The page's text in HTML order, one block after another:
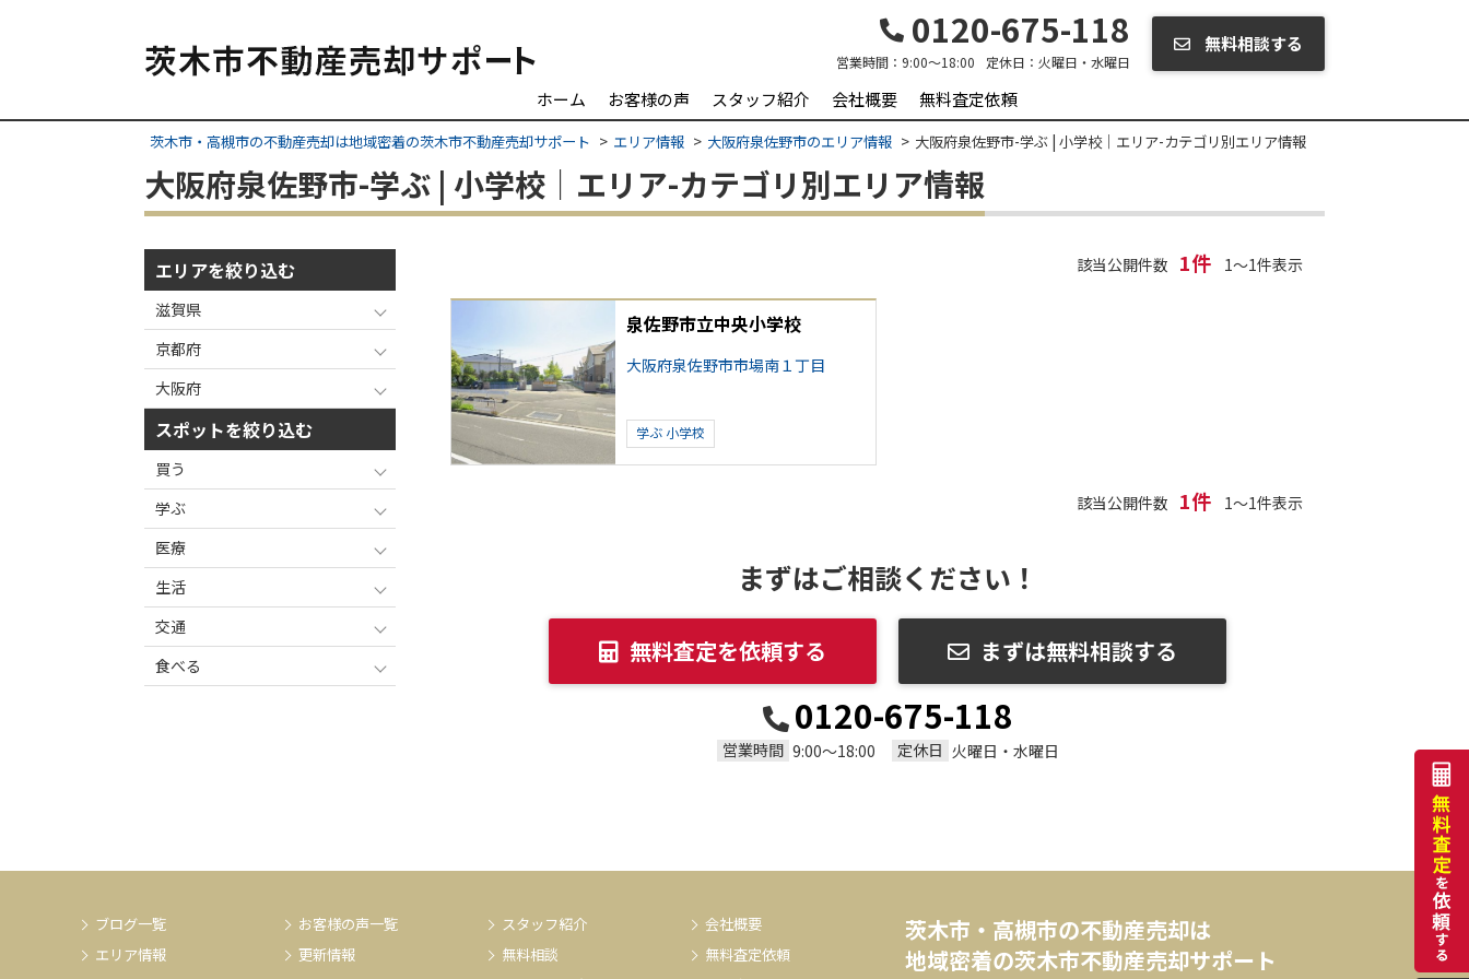
0120-675-118
営業時間： 9:00～18:00 定休日： 火曜日・水曜日
無料相談する
ホーム お客様の声 スタッフ紹介 会社概要 無料査定依頼
茨木市・高槻市の不動産売却は地域密着の茨木市不動産売却サポート エリア情報 大阪府泉佐野市のエリア情報 大阪府泉佐野市-学ぶ | 小学校｜エリア-カテゴリ別エリア情報
大阪府泉佐野市-学ぶ | 小学校｜エリア-カテゴリ別エリア情報
該当公開件数 1件 1～1件表示
泉佐野市立中央小学校
大阪府泉佐野市市場南１丁目
学ぶ 小学校
該当公開件数 1件 1～1件表示
まずはご相談ください！
無料査定を依頼する まずは無料相談する
0120-675-118
営業時間 9:00～18:00 定休日 火曜日・水曜日
エリアを絞り込む
滋賀県
京都府
大阪府
スポットを絞り込む
買う
学ぶ
医療
生活
交通
食べる
ブログ一覧
エリア情報
お客様の声一覧
更新情報
スタッフ紹介
無料相談
会社概要
無料査定依頼
茨木市・高槻市の不動産売却は
地域密着の茨木市不動産売却サポート